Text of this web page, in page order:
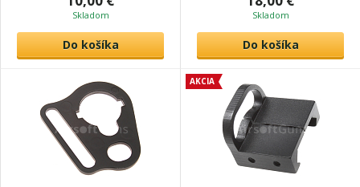
Skladom
Do košíka
Skladom
Do košíka
AKCIA